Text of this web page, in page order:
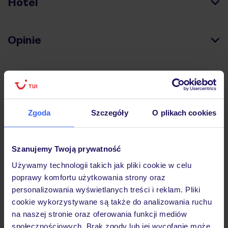
Zgoda Szczegóły O plikach cookies
Szanujemy Twoją prywatność
Używamy technologii takich jak pliki cookie w celu
poprawy komfortu użytkowania strony oraz
personalizowania wyświetlanych treści i reklam. Pliki
cookie wykorzystywane są także do analizowania ruchu
na naszej stronie oraz oferowania funkcji mediów
społecznościowych. Brak zgody lub jej wycofanie może
Opinie
Pokoje
Wyżywienie
Atrakcje
Ważne informacje